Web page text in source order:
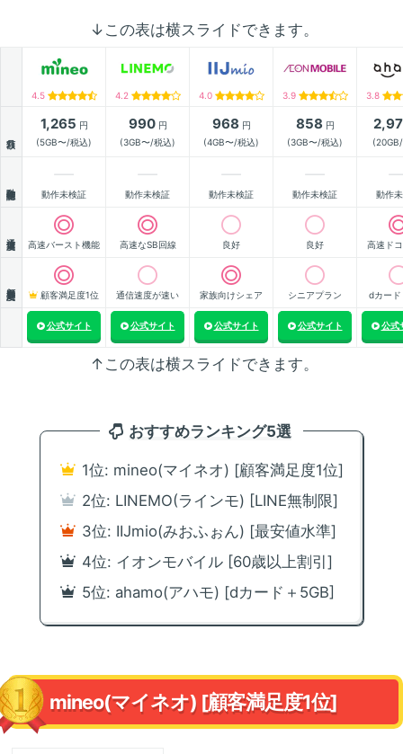
↓この表は横スライドできます。
4.5 4.2 4.0 3.9 3.8
1,265 円
(5GB〜/税込)
990円
(3GB〜/税込)
968 円
(4GB〜/税込)
858 円
(3GB〜/税込)
動作未検証 動作未検証 動作未検証 動作未検証 動作
高速バースト機能 高速なSB回線 良好 良好 高速ド
顧客満足度1位 通信速度が速い 家族向けシェア シニアプラン dカード
公式サイト 公式サイト 公式サイト 公式サイト 公式
↑この表は横スライドできます。
おすすめランキング5選
1位: mineo(マイネオ) [顧客満足度1位]
2位: LINEMO(ラインモ) [LINE無制限]
3位: IIJmio(みおふぉん) [最安値水準]
4位: イオンモバイル [60歳以上割引]
5位: ahamo(アハモ) [dカード＋5GB]
mineo(マイネオ) [顧客満足度1位]